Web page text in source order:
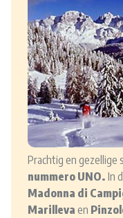
Prachtig en gezellige
nummero UNO. In
Madonna di
Marilleva en